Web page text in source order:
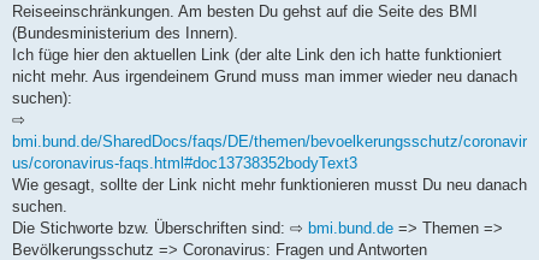
Reiseeinschränkungen. Am besten Du gehst auf die Seite des BMI
(Bundesministerium des Innern).
Ich füge hier den aktuellen Link (der alte Link den ich hatte funktioniert
nicht mehr. Aus irgendeinem Grund muss man immer wieder neu danach
suchen):
⇨
bmi.bund.de/SharedDocs/faqs/DE/themen/bevoelkerungsschutz/coronavir
us/coronavirus-faqs.html#doc13738352bodyText3
Wie gesagt, sollte der Link nicht mehr funktionieren musst Du neu danach
suchen.
Die Stichworte bzw. Überschriften sind: ⇨ bmi.bund.de => Themen =>
Bevölkerungsschutz => Coronavirus: Fragen und Antworten